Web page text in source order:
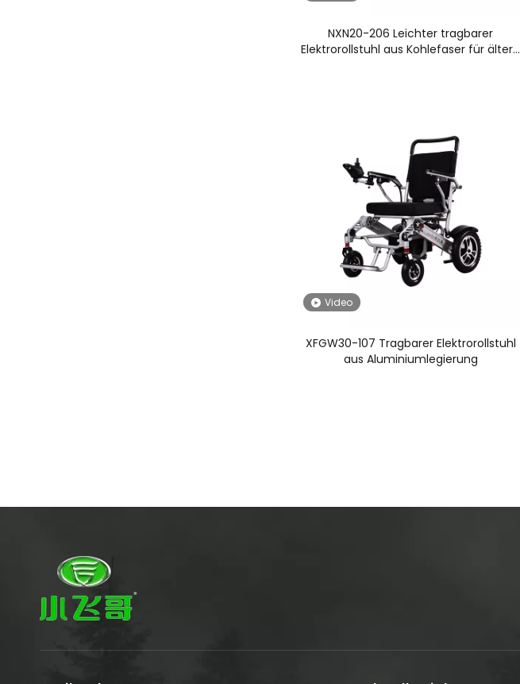
NXN20-206 Leichter tragbarer
Elektrorollstuhl aus Kohlefaser für ältere
Video
XFGW30-107 Tragbarer Elektrorollstuhl
aus Aluminiumlegierung